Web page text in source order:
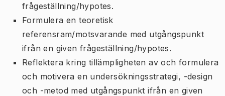
frågeställning/hypotes.
Formulera en teoretisk
referensram/motsvarande med utgångspunkt
ifrån en given frågeställning/hypotes.
Reflektera kring tillämpligheten av och formulera
och motivera en undersökningsstrategi, -design
och -metod med utgångspunkt ifrån en given